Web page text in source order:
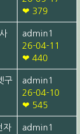
❤ 379
admin1
26-04-11
❤ 440
구
admin1
26-04-10
❤ 545
자
admin1